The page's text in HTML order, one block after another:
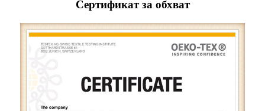
Сертификат за обхват